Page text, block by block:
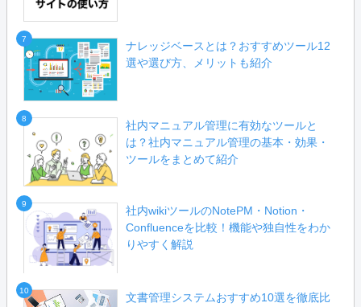
7
ナレッジベースとは？おすすめツール12
選や選び方、メリットも紹介
8
社内マニュアル管理に有効なツールと
は？社内マニュアル管理の基本・効果・
ツールをまとめて紹介
9
社内wikiツールのNotePM・Notion・
Confluenceを比較！機能や独自性をわか
りやすく解説
10
文書管理システムおすすめ10選を徹底比